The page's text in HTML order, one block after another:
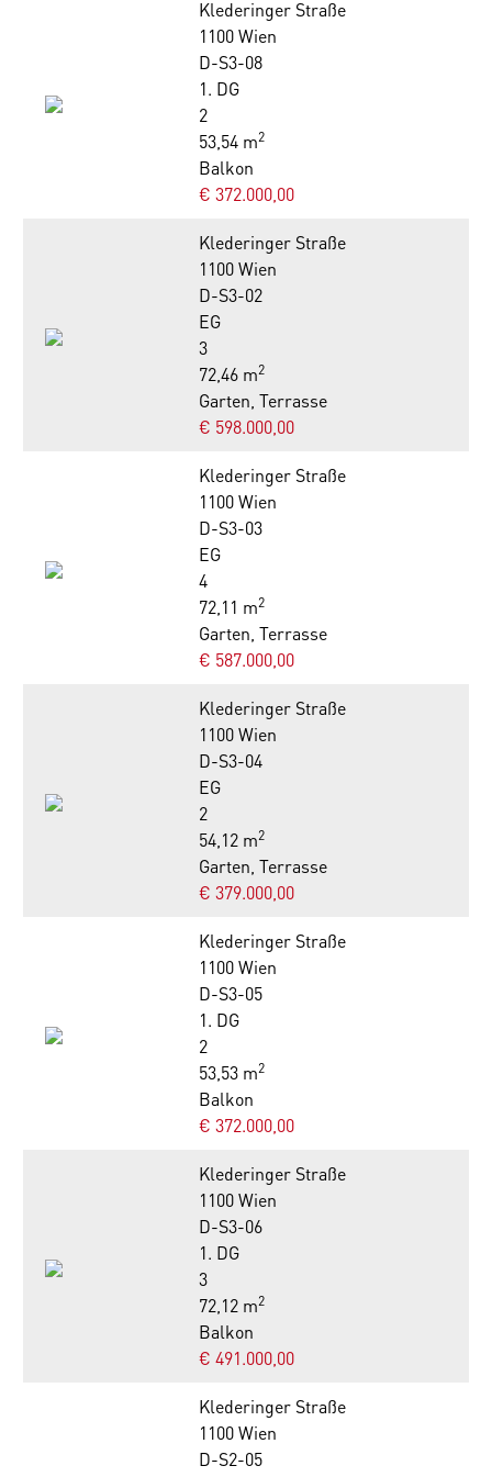
Klederinger Straße
1100 Wien
D-S3-08
1. DG
2
53,54 m2
Balkon
€ 372.000,00
Klederinger Straße
1100 Wien
D-S3-02
EG
3
72,46 m2
Garten, Terrasse
€ 598.000,00
Klederinger Straße
1100 Wien
D-S3-03
EG
4
72,11 m2
Garten, Terrasse
€ 587.000,00
Klederinger Straße
1100 Wien
D-S3-04
EG
2
54,12 m2
Garten, Terrasse
€ 379.000,00
Klederinger Straße
1100 Wien
D-S3-05
1. DG
2
53,53 m2
Balkon
€ 372.000,00
Klederinger Straße
1100 Wien
D-S3-06
1. DG
3
72,12 m2
Balkon
€ 491.000,00
Klederinger Straße
1100 Wien
D-S2-05